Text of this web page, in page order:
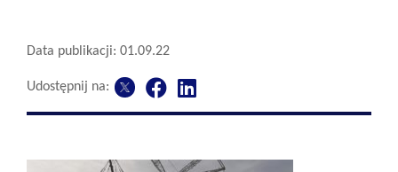
Data publikacji: 01.09.22
Udostępnij na: